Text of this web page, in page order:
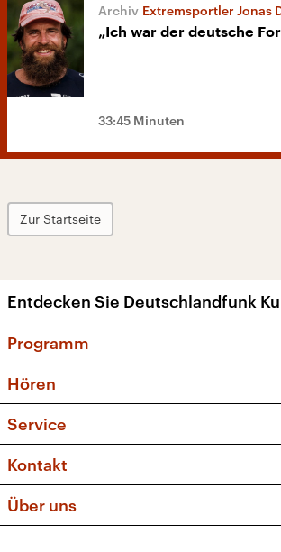
Extremsportler Jonas
„Ich war der deutsche
33:45 Minuten
Zur Startseite
Entdecken Sie Deutschlandfunk
Programm
Sendungen und Podcasts
Musikliste
Kakadu – Das Kinderprogramm
Hören
Frequenzen (UKW + DAB+)
Service
FAQ
Apps
Newsletter
Kontakt
Social Media
Über uns